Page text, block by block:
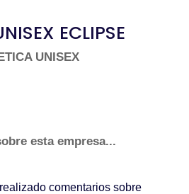
ECLIPSE
UNISEX
esta empresa...
comentarios sobre